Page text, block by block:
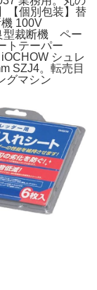
【個別包装】替
100V
裁断機 ペー
トテーパー
シュレ
SZJ4。転売目
グマシン